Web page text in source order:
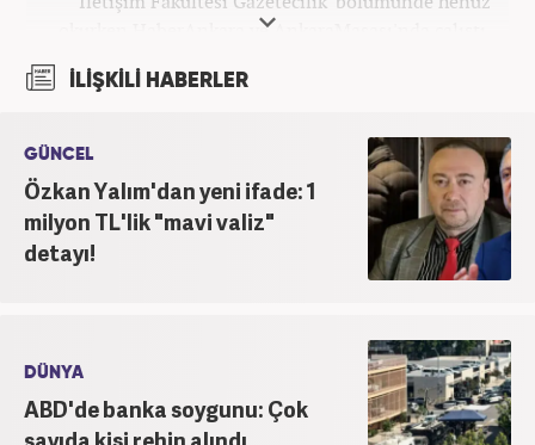
okurken HaberAnkara ve AnkaraMasası'nda çalıştı.
2022 yılındaki mezuniyetinin ardından Beyaz TV'de
'Haber Editörü' pozisyonunda görev aldı. 2024
Editörü kariyerine devam etmektedir.
İLİŞKİLİ HABERLER
GÜNCEL
Özkan Yalım'dan yeni ifade: 1
milyon TL'lik "mavi valiz"
detayı!
DÜNYA
ABD'de banka soygunu: Çok